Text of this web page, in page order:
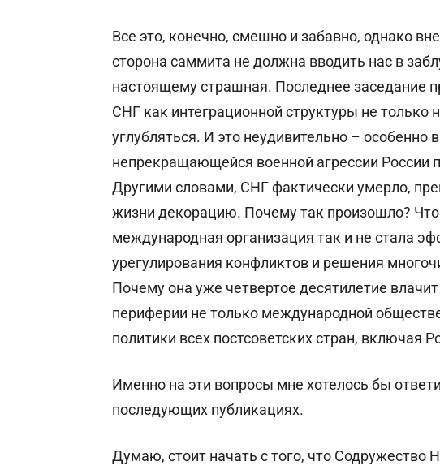
Все это, конечно, смешно и забавно, однако
сторона саммита не должна вводить нас в
настоящему страшная. Последнее заседание
СНГ как интеграционной структуры не только
углубляться. И это неудивительно – особенно
непрекращающейся военной агрессии России
Другими словами, СНГ фактически умерло,
жизни декорацию. Почему так произошло?
международная организация так и не стала
урегулирования конфликтов и решения
Почему она уже четвертое десятилетие
периферии не только международной
политики всех постсоветских стран, включая
Именно на эти вопросы мне хотелось бы
последующих публикациях.
Думаю, стоит начать с того, что Содружество